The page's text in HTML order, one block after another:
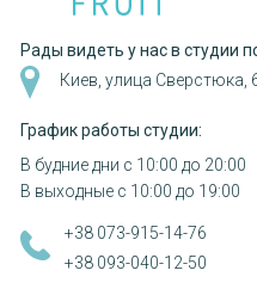
Рады видеть у нас в студии
Киев, улица Сверстюка,
График работы студии:
В будние дни с 10:00 до 20:00
В выходные с 10:00 до 19:00
+38 073-915-14-76
+38 093-040-12-50